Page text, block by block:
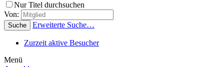
Nur Titel durchsuchen
Von:
Suche Erweiterte Suche…
Zurzeit aktive Besucher
Menü